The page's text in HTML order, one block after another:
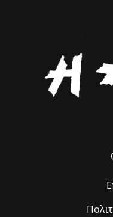
ROMACT στην Ελλάδα κ.
συμβολή του
σύμβουλος προσέλκυσης
ευρώ τον Δήμο μας.
στον αρμόδιο Αντιδήμαρχο
συντονισμό, τη Διεύθυνση
Ανδριοπούλου, καθώς και
Ρομά κ. Νίκο Μπατζαλή,
η ομαδική δουλειά φέρνει